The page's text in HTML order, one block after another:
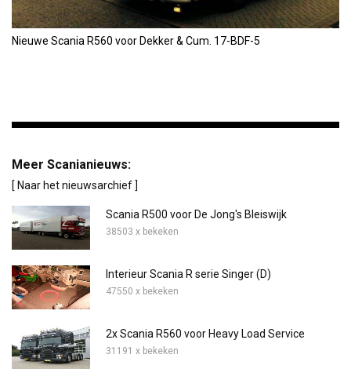
Nieuwe Scania R560 voor Dekker & Cum. 17-BDF-5
Meer Scanianieuws:
[ Naar het nieuwsarchief ]
Scania R500 voor De Jong's Bleiswijk
38503 x bekeken
Interieur Scania R serie Singer (D)
47550 x bekeken
2x Scania R560 voor Heavy Load Service
31191 x bekeken